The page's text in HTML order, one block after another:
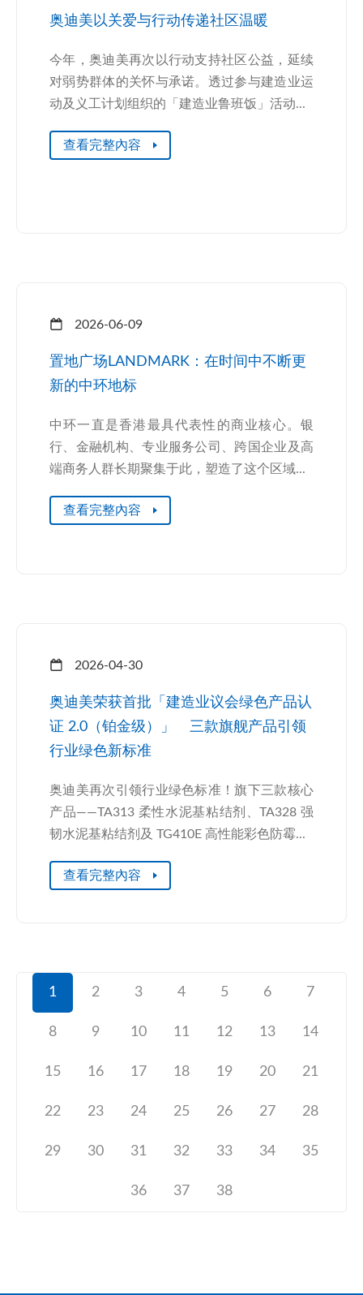
奥迪美以关爱与行动传递社区温暖
今年，奥迪美再次以行动支持社区公益，延续
对弱势群体的关怀与承诺。透过参与建造业运
动及义工计划组织的「建造业鲁班饭」活动...
查看完整內容
2026-06-09
置地广场LANDMARK：在时间中不断更
新的中环地标
中环一直是香港最具代表性的商业核心。银
行、金融机构、专业服务公司、跨国企业及高
端商务人群长期聚集于此，塑造了这个区域...
查看完整內容
2026-04-30
奥迪美荣获首批「建造业议会绿色产品认
证 2.0（铂金级）」 三款旗舰产品引领
行业绿色新标准
奥迪美再次引领行业绿色标准！旗下三款核心
产品——TA313 柔性水泥基粘结剂、TA328 强
韧水泥基粘结剂及 TG410E 高性能彩色防霉...
查看完整內容
1 2 3 4 5 6 7
8 9 10 11 12 13 14
15 16 17 18 19 20 21
22 23 24 25 26 27 28
29 30 31 32 33 34 35
36 37 38